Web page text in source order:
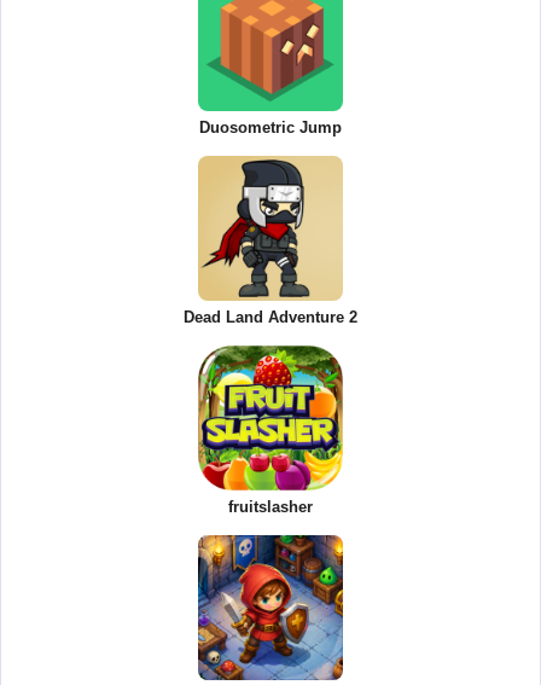
Duosometric Jump
Dead Land Adventure 2
fruitslasher